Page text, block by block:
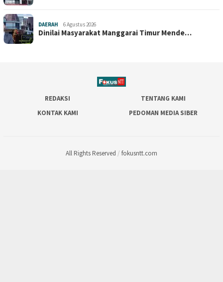
DAERAH 6 Agustus 2026
Dinilai Masyarakat Manggarai Timur Mende…
REDAKSI
TENTANG KAMI
KONTAK KAMI
PEDOMAN MEDIA SIBER
All Rights Reserved / fokusntt.com